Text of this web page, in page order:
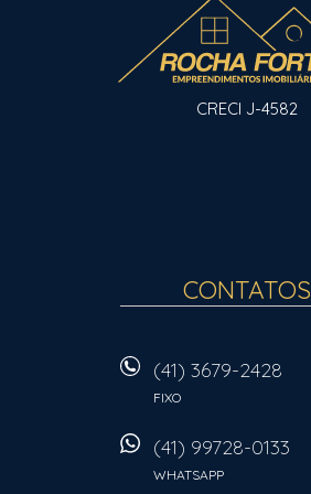
CRECI J-4582
CONTATOS
(41) 3679-2428
FIXO
(41) 99728-0133
WHATSAPP